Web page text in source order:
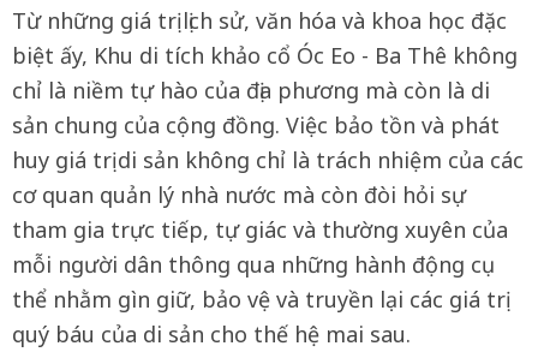
Từ những giá trị lịch sử, văn hóa và khoa học đặc
biệt ấy, Khu di tích khảo cổ Óc Eo - Ba Thê không
chỉ là niềm tự hào của địa phương mà còn là di
sản chung của cộng đồng. Việc bảo tồn và phát
huy giá trị di sản không chỉ là trách nhiệm của các
cơ quan quản lý nhà nước mà còn đòi hỏi sự
tham gia trực tiếp, tự giác và thường xuyên của
mỗi người dân thông qua những hành động cụ
thể nhằm gìn giữ, bảo vệ và truyền lại các giá trị
quý báu của di sản cho thế hệ mai sau.